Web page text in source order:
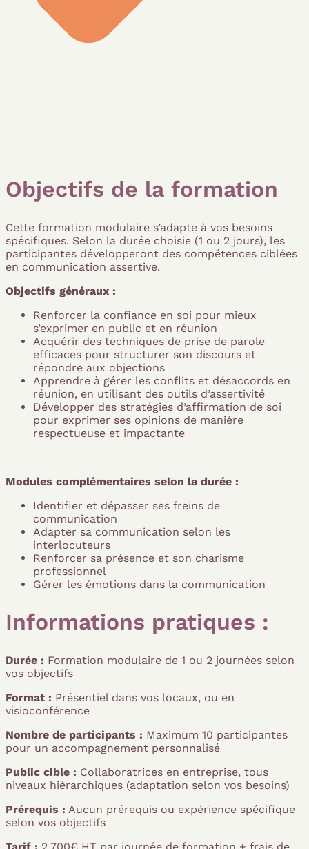
Objectifs de la formation
Cette formation modulaire s’adapte à vos besoins
spécifiques. Selon la durée choisie (1 ou 2 jours), les
participantes développeront des compétences ciblées
en communication assertive.
Objectifs généraux :
Renforcer la confiance en soi pour mieux
s’exprimer en public et en réunion
Acquérir des techniques de prise de parole
efficaces pour structurer son discours et
répondre aux objections
Apprendre à gérer les conflits et désaccords en
réunion, en utilisant des outils d’assertivité
Développer des stratégies d’affirmation de soi
pour exprimer ses opinions de manière
respectueuse et impactante
Modules complémentaires selon la durée :
Identifier et dépasser ses freins de
communication
Adapter sa communication selon les
interlocuteurs
Renforcer sa présence et son charisme
professionnel
Gérer les émotions dans la communication
Informations pratiques :
Durée : Formation modulaire de 1 ou 2 journées selon
vos objectifs
Format : Présentiel dans vos locaux, ou en
visioconférence
Nombre de participants : Maximum 10 participantes
pour un accompagnement personnalisé
Public cible : Collaboratrices en entreprise, tous
niveaux hiérarchiques (adaptation selon vos besoins)
Prérequis : Aucun prérequis ou expérience spécifique
selon vos objectifs
Tarif : 2 700€ HT par journée de formation + frais de